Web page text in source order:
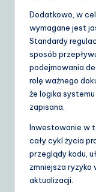
Dodatkowo, w
wymagane jest
Standardy
sposób
podejmowania
rolę ważnego
że logika
zapisana.
Inwestowanie w
cały cykl życia
przeglądy kodu,
zmniejsza ryzyko
aktualizacji.